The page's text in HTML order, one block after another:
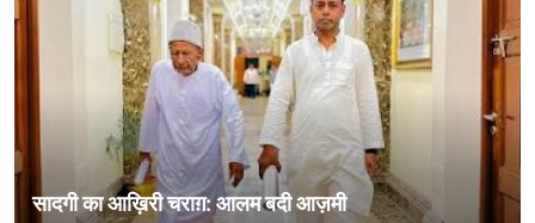
सादगी का आख़िरी चराग़: आलम बदी आज़मी